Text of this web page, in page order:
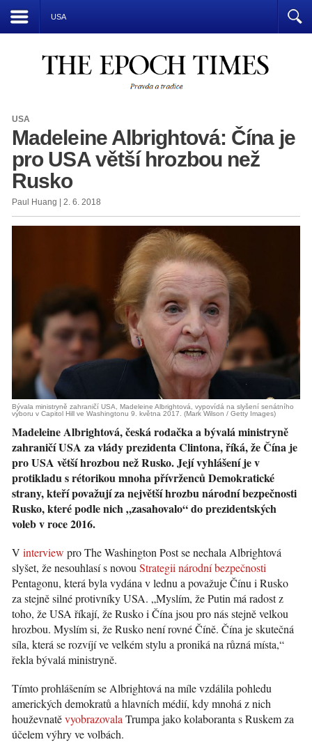
USA
USA
Madeleine Albrightová: Čína je
pro USA větší hrozbou než
Rusko
Paul Huang | 2. 6. 2018
Bývala ministryně zahraničí USA, Madeleine Albrightová, vypovídá na slyšení senátního
výboru v Capitol Hill ve Washingtonu 9. května 2017. (Mark Wilson / Getty Images)
Madeleine Albrightová, česká rodačka a bývalá ministryně
zahraničí USA za vlády prezidenta Clintona, říká, že Čína je
pro USA větší hrozbou než Rusko. Její vyhlášení je v
protikladu s rétorikou mnoha přívrženců Demokratické
strany, kteří považují za největší hrozbu národní bezpečnosti
Rusko, které podle nich „zasahovalo“ do prezidentských
voleb v roce 2016.
V interview pro The Washington Post se nechala Albrightová
slyšet, že nesouhlasí s novou Strategii národní bezpečnosti
Pentagonu, která byla vydána v lednu a považuje Čínu i Rusko
za stejně silné protivníky USA. „Myslím, že Putin má radost z
toho, že USA říkají, že Rusko i Čína jsou pro nás stejně velkou
hrozbou. Myslím si, že Rusko není rovné Číně. Čína je skutečná
síla, která se rozvíjí ve velkém stylu a proniká na různá místa,“
řekla bývalá ministryně.
Tímto prohlášením se Albrightová na míle vzdálila pohledu
amerických demokratů a hlavních médií, kdy mnohá z nich
houževnatěvyobrazovala Trumpa jako kolaboranta s Ruskem za
účelem výhry ve volbách.